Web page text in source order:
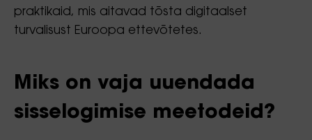
praktikaid, mis aitavad tõsta digitaalset
turvalisust Euroopa ettevõtetes.
Miks on vaja uuendada
sisselogimise meetodeid?